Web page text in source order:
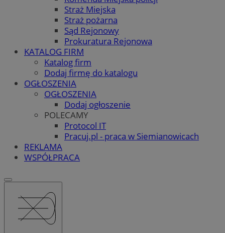
Straż Miejska
Straż pożarna
Sąd Rejonowy
Prokuratura Rejonowa
KATALOG FIRM
Katalog firm
Dodaj firmę do katalogu
OGŁOSZENIA
OGŁOSZENIA
Dodaj ogłoszenie
POLECAMY
Protocol IT
Pracuj.pl - praca w Siemianowicach
REKLAMA
WSPÓŁPRACA